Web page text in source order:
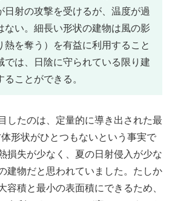
日射の攻撃を受けるが、温度が過
ない。細長い形状の建物は風の影
熱を奪う）を有益に利用すること
では、日陰に守られている限り建
ことができる。
したのは、定量的に導き出された最
形状がひとつもないという事実で
損失が少なく、夏の日射侵入が少な
建物だと思われていました。たしか
容積と最小の表面積にできるため、